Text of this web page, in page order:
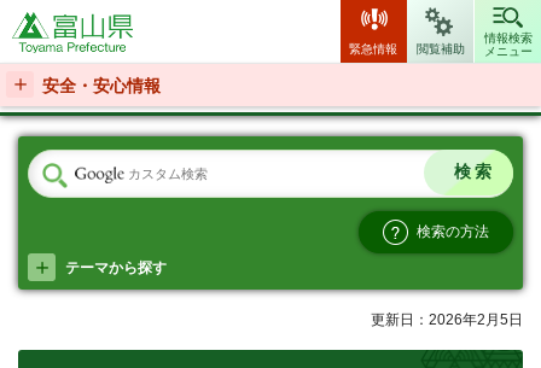
富山県
緊急情報 閲覧補助
情報検索
メニュー
安全・安心情報
検索の方法
テーマから探す
更新日：2026年2月5日